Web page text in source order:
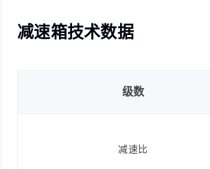
减速箱技术数据
级数
减速比